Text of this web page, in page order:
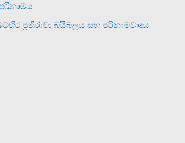
ප්‍රතිරාව: බයිබලය සහ පරිනාමවාදය